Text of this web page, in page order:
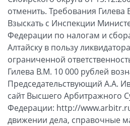
отменить. Требования Гилева
Взыскать с Инспекции
Федерации по налогам и
Алтайску в пользу
ограниченной
Гилева В.М. 10 000 рублей
Председательствующий А.А.
сайт Высшего Арбитражного
Федерации: http://
движении дела, справочные